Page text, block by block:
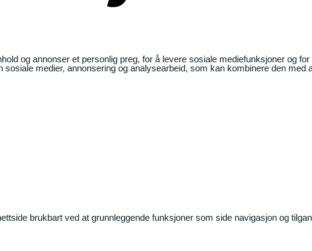
og annonser et personlig preg, for å levere sosiale mediefunksjoner og
sosiale medier, annonsering og analysearbeid, som kan kombinere den
brukbart ved at grunnleggende funksjoner som side navigasjon og